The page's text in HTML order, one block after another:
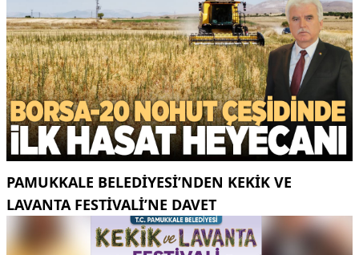
PAMUKKALE BELEDIYESI’NDEN KEKIK VE
LAVANTA FESTIVALI’NE DAVET